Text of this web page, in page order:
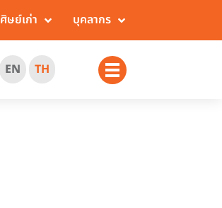
ศิษย์เก่า บุคลากร
EN TH